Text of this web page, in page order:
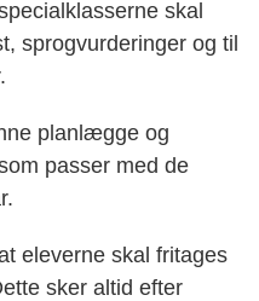
skal
sprogvurderinger og til
planlægge og
passer med de
eleverne skal fritages
sker altid efter